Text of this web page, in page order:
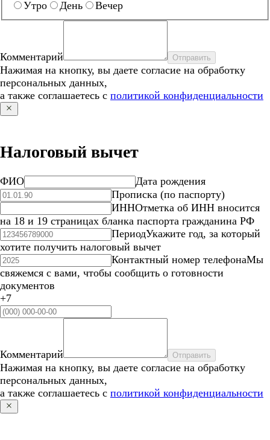
Утро День Вечер
Комментарий Отправить
Нажимая на кнопку, вы даете согласие на обработку
персональных данных,
а также соглашаетесь с политикой конфиденциальности
Налоговый вычет
ФИО
Дата рождения
Прописка (по паспорту)
ИННОтметка об ИНН вносится
на 18 и 19 страницах бланка паспорта гражданина РФ
ПериодУкажите год, за который
хотите получить налоговый вычет
Контактный номер телефонаМы
свяжемся с вами, чтобы сообщить о готовности
документов
+7
Комментарий Отправить
Нажимая на кнопку, вы даете согласие на обработку
персональных данных,
а также соглашаетесь с политикой конфиденциальности